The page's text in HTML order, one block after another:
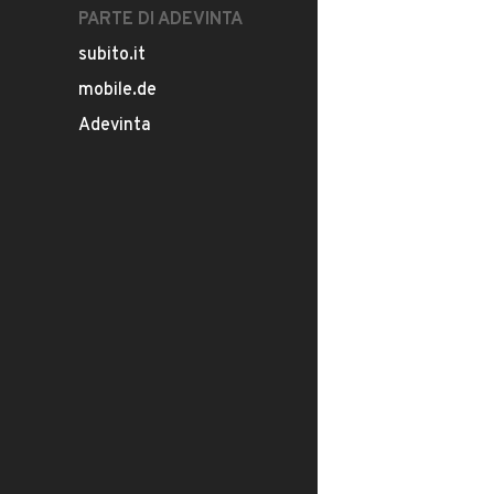
PARTE DI ADEVINTA
subito.it
mobile.de
Adevinta